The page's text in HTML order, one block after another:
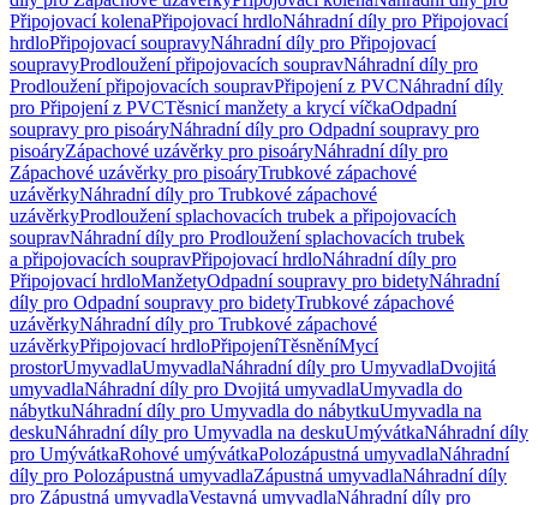
Připojovací kolenaPřipojovací hrdloNáhradní díly pro Připojovací
hrdloPřipojovací soupravyNáhradní díly pro Připojovací
soupravyProdloužení připojovacích soupravNáhradní díly pro
Prodloužení připojovacích soupravPřipojení z PVCNáhradní díly
pro Připojení z PVCTěsnicí manžety a krycí víčkaOdpadní
soupravy pro pisoáryNáhradní díly pro Odpadní soupravy pro
pisoáryZápachové uzávěrky pro pisoáryNáhradní díly pro
Zápachové uzávěrky pro pisoáryTrubkové zápachové
uzávěrkyNáhradní díly pro Trubkové zápachové
uzávěrkyProdloužení splachovacích trubek a připojovacích
soupravNáhradní díly pro Prodloužení splachovacích trubek
a připojovacích soupravPřipojovací hrdloNáhradní díly pro
Připojovací hrdloManžetyOdpadní soupravy pro bidetyNáhradní
díly pro Odpadní soupravy pro bidetyTrubkové zápachové
uzávěrkyNáhradní díly pro Trubkové zápachové
uzávěrkyPřipojovací hrdloPřipojeníTěsněníMycí
prostorUmyvadlaUmyvadlaNáhradní díly pro UmyvadlaDvojitá
umyvadlaNáhradní díly pro Dvojitá umyvadlaUmyvadla do
nábytkuNáhradní díly pro Umyvadla do nábytkuUmyvadla na
deskuNáhradní díly pro Umyvadla na deskuUmývátkaNáhradní díly
pro UmývátkaRohové umývátkaPolozápustná umyvadlaNáhradní
díly pro Polozápustná umyvadlaZápustná umyvadlaNáhradní díly
pro Zápustná umyvadlaVestavná umyvadlaNáhradní díly pro